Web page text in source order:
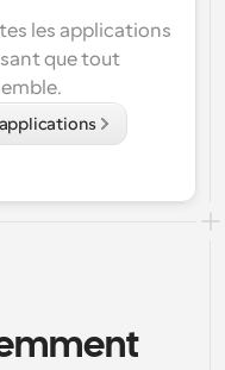
les applications
que tout